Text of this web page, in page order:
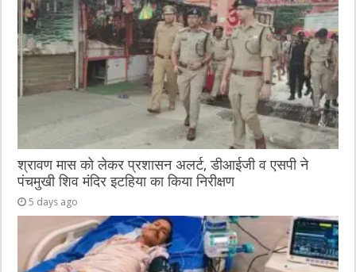
श्रावण मास को लेकर प्रशासन अलर्ट, डीआईजी व एसपी ने
पंचमुखी शिव मंदिर इटहिया का किया निरीक्षण
5 days ago